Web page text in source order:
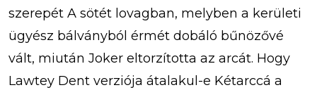
szerepét A sötét lovagban, melyben a kerületi
ügyész bálványból érmét dobáló bűnözővé
vált, miután Joker eltorzította az arcát. Hogy
Lawtey Dent verziója átalakul-e Kétarccá a